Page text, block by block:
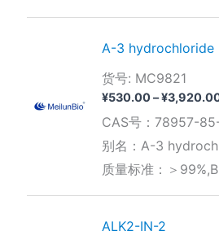
A-3 hydrochloride
货号: MC9821
¥530.00–¥
CAS号：78957-
别名：A-3
质量标准：＞
ALK2-IN-2